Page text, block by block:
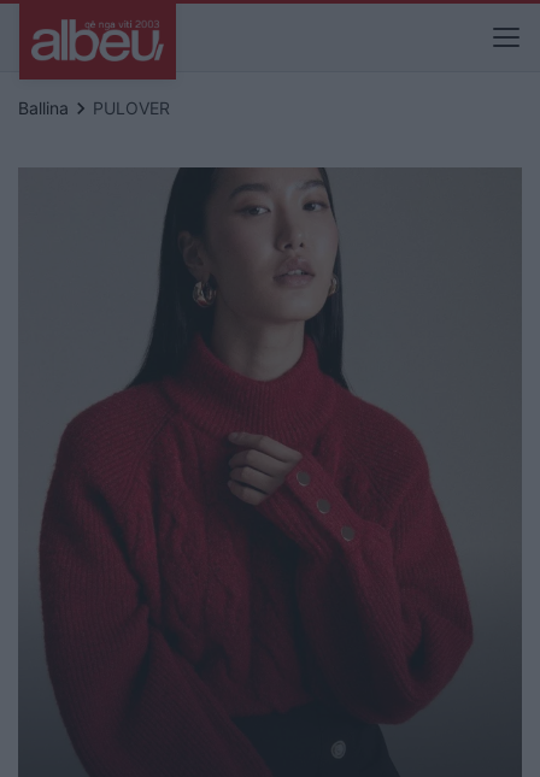
Ballina keyboard_arrow_right PULOVER